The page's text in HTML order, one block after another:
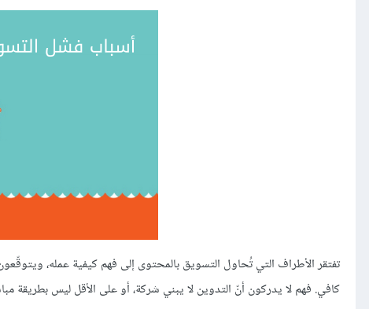
تفتقر الأطراف التي تُحاول التسويق بالمحتوى إلى فهم كيفية عمله،
كافي. فهم لا يدركون أنّ التدوين لا يبني شركة، أو على الأقل ليس بطريقة